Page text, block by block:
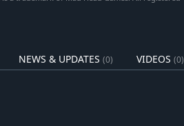
NEWS & UPDATES (0) VIDEOS (0)